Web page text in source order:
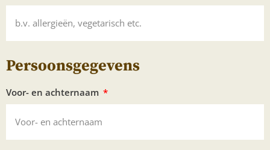
Persoonsgegevens
Voor- en achternaam